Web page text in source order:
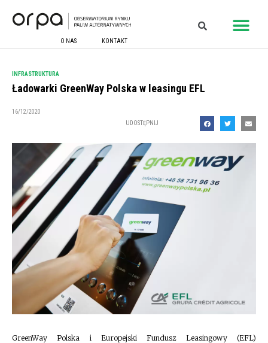
O NAS KONTAKT
INFRASTRUKTURA
Ładowarki GreenWay Polska w leasingu EFL
16/12/2020
UDOSTĘPNIJ
GreenWay Polska i Europejski Fundusz Leasingowy (EFL)